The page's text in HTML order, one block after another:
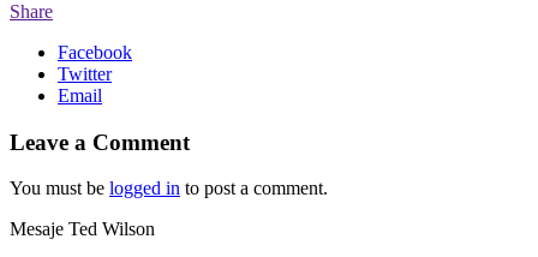
Share
Facebook
Twitter
Email
Leave a Comment
You must be logged in to post a comment.
Mesaje Ted Wilson